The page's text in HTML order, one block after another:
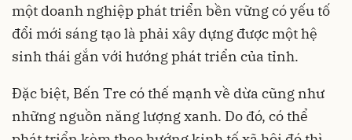
một doanh nghiệp phát triển bền vững có yếu tố
đổi mới sáng tạo là phải xây dựng được một hệ
sinh thái gắn với hướng phát triển của tỉnh.
Đặc biệt, Bến Tre có thế mạnh về dừa cũng như
những nguồn năng lượng xanh. Do đó, có thể